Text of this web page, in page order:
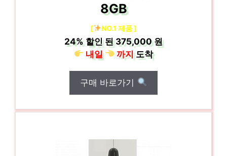
8GB
[ NO.1 제품 ]
24% 할인 된375,000 원
내일
까지도착
구매 바로가기